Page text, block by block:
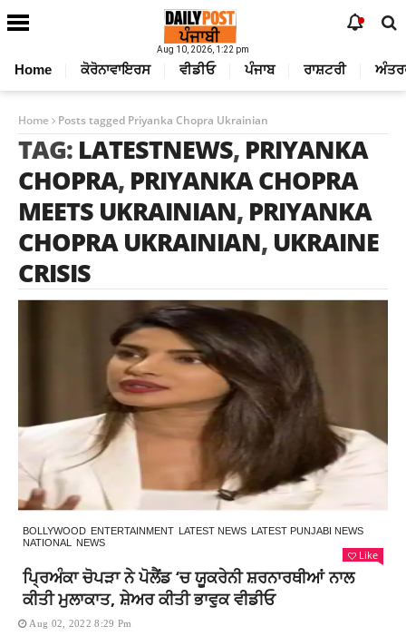
Aug 10, 2026, 1:22 pm
Home ਕੋਰੋਨਾਵਾਇਰਸ ਵੀਡੀਓ ਪੰਜਾਬ ਰਾਸ਼ਟਰੀ
Home Posts tagged Priyanka Chopra Ukrainian
TAG: LATESTNEWS, PRIYANKA
CHOPRA, PRIYANKA CHOPRA
MEETS UKRAINIAN, PRIYANKA
CHOPRA UKRAINIAN, UKRAINE
CRISIS
BOLLYWOOD ENTERTAINMENT LATEST NEWS LATEST PUNJABI NEWS
NATIONAL
NEWS
Like
ਪ੍ਰਿਅੰਕਾ ਚੋਪੜਾ ਨੇ ਪੋਲੈਂਡ ‘ਚ ਯੂਕਰੇਨੀ ਸ਼ਰਨਾਰਥੀਆਂ ਨਾਲ
ਕੀਤੀ ਮੁਲਾਕਾਤ, ਸ਼ੇਅਰ ਕੀਤੀ ਭਾਵੁਕ ਵੀਡੀਓ
Aug 02, 2022 8:29 Pm